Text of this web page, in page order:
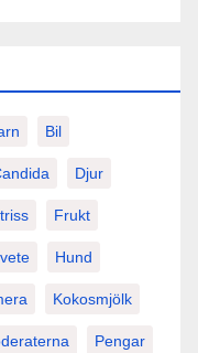
Bil
Djur
Frukt
Hund
Kokosmjölk
Pengar